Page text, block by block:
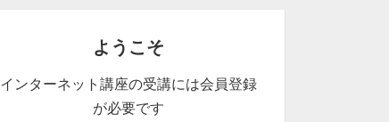
ようこそ
インターネット講座の受講には会員登録
が必要です